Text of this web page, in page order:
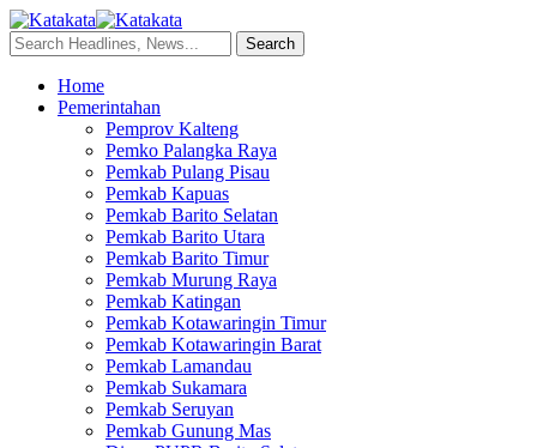
Home
Pemerintahan
Pemprov Kalteng
Pemko Palangka Raya
Pemkab Pulang Pisau
Pemkab Kapuas
Pemkab Barito Selatan
Pemkab Barito Utara
Pemkab Barito Timur
Pemkab Murung Raya
Pemkab Katingan
Pemkab Kotawaringin Timur
Pemkab Kotawaringin Barat
Pemkab Lamandau
Pemkab Sukamara
Pemkab Seruyan
Pemkab Gunung Mas